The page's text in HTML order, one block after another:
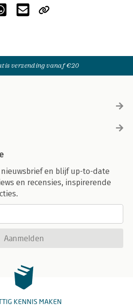
verzending vanaf €20
en blijf up-to-date
en recensies, inspirerende
Aanmelden
KENNIS MAKEN